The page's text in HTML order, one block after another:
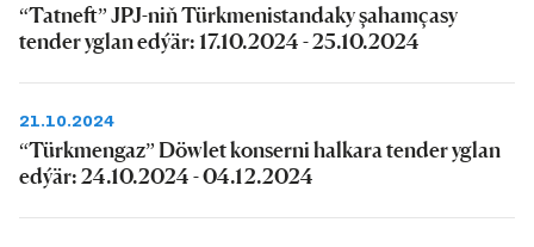
“Tatneft” JPJ-niň Türkmenistandaky şahamçasy
tender yglan edýär: 17.10.2024 - 25.10.2024
21.10.2024
“Türkmengaz” Döwlet konserni halkara tender yglan
edýär: 24.10.2024 - 04.12.2024